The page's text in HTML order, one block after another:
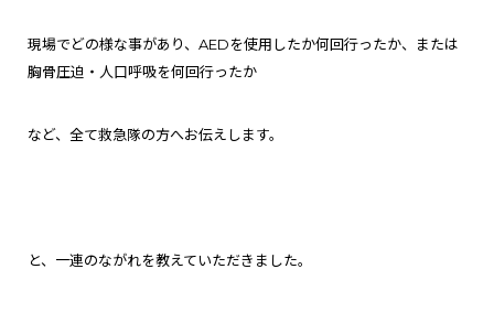
現場でどの様な事があり、AEDを使用したか何回行ったか、または
胸骨圧迫・人口呼吸を何回行ったか
など、全て救急隊の方へお伝えします。
と、一連のながれを教えていただきました。